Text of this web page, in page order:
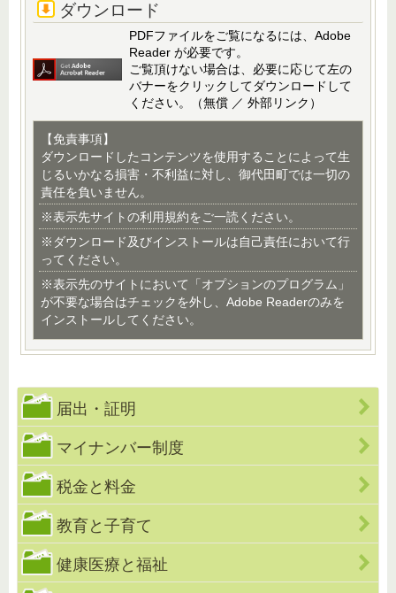
ダウンロード
PDFファイルをご覧になるには、Adobe
Reader が必要です。
ご覧頂けない場合は、必要に応じて左の
バナーをクリックしてダウンロードして
ください。（無償 ／ 外部リンク）
【免責事項】
ダウンロードしたコンテンツを使用することによって生
じるいかなる損害・不利益に対し、御代田町では一切の
責任を負いません。
※表示先サイトの利用規約をご一読ください。
※ダウンロード及びインストールは自己責任において行
ってください。
※表示先のサイトにおいて「オプションのプログラム」
が不要な場合はチェックを外し、Adobe Readerのみを
インストールしてください。
届出・証明
マイナンバー制度
税金と料金
教育と子育て
健康医療と福祉